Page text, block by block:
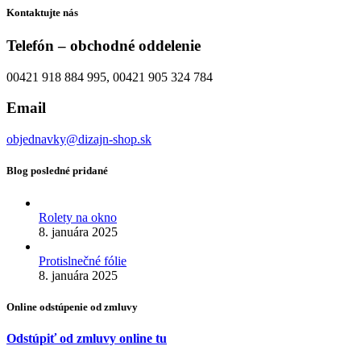
Kontaktujte nás
Telefón – obchodné oddelenie
00421 918 884 995, 00421 905 324 784
Email
objednavky@dizajn-shop.sk
Blog posledné pridané
Rolety na okno
8. januára 2025
Protislnečné fólie
8. januára 2025
Online odstúpenie od zmluvy
Odstúpiť od zmluvy online tu